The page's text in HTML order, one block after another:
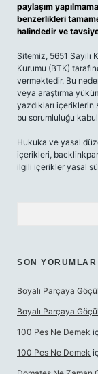
paylaşım
benzerlikleri
halindedir ve
Sitemiz, 5651
Kurumu (BTK)
vermektedir. Bu
veya araştırma
yazdıkları
bu sorumluluğu kabul
Hukuka ve yasal
içerikleri,
ilgili içerikler yasal
SON YORUMLAR
Boyalı Parçaya
Boyalı Parçaya
100 Pes Ne Demek
100 Pes Ne Demek